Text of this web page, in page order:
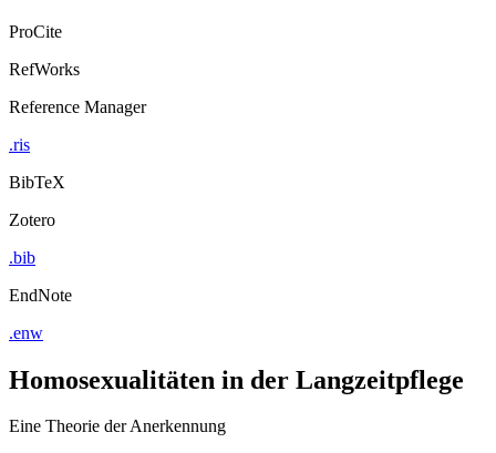
ProCite
RefWorks
Reference Manager
.ris
BibTeX
Zotero
.bib
EndNote
.enw
Homosexualitäten in der Langzeitpflege
Eine Theorie der Anerkennung